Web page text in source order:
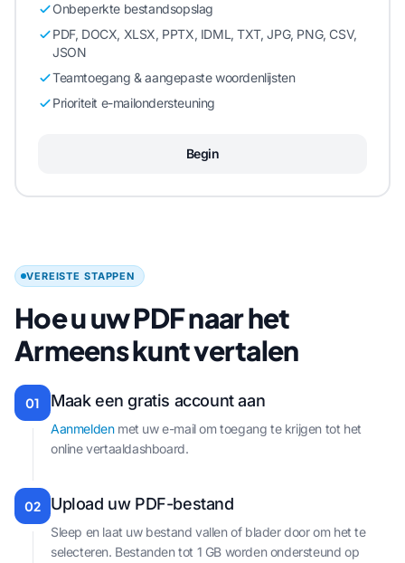
Onbeperkte bestandsopslag
PDF, DOCX, XLSX, PPTX, IDML, TXT, JPG, PNG, CSV,
JSON
Teamtoegang & aangepaste woordenlijsten
Prioriteit e-mailondersteuning
Begin
VEREISTE STAPPEN
Hoe u uw PDF naar het
Armeens kunt vertalen
01 Maak een gratis account aan
Aanmeldenmet uw e-mail om toegang te krijgen tot het
online vertaaldashboard.
02 Upload uw PDF-bestand
Sleep en laat uw bestand vallen of blader door om het te
selecteren. Bestanden tot 1 GB worden ondersteund op